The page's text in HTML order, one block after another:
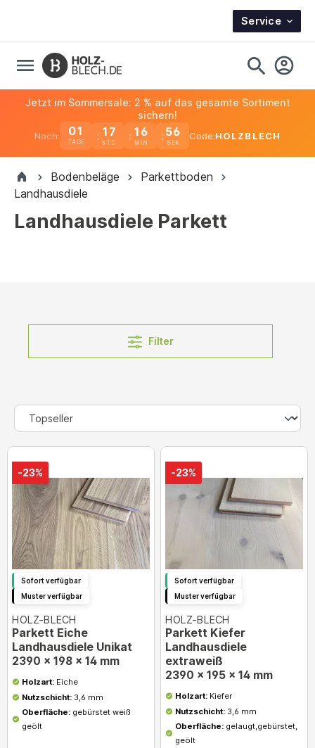
Service
Noch: 01
TAGE
17 16 55
Jetzt im Sommersale: 2 % auf das gesamte Sortiment
sichern!
Code:HOLZBLECH
Bodenbeläge
Parkettboden
Landhausdiele
Landhausdiele Parkett
Filter
-23%
Sofort verfügbar
Muster verfügbar
HOLZ-BLECH
Parkett Eiche
Landhausdiele Unikat
2390 x 198 x 14 mm
Holzart:Eiche
Nutzschicht:3,6 mm
Oberfläche:gebürstet weiß
geölt
-23%
Sofort verfügbar
Muster verfügbar
HOLZ-BLECH
Parkett Kiefer
Landhausdiele
extraweiß
2390 x 195 x 14 mm
Holzart: Kiefer
Nutzschicht: 3,6 mm
Oberfläche: gelaugt,gebürstet,
geölt